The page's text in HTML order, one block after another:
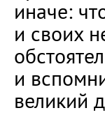
иначе:
и своих
и
великий